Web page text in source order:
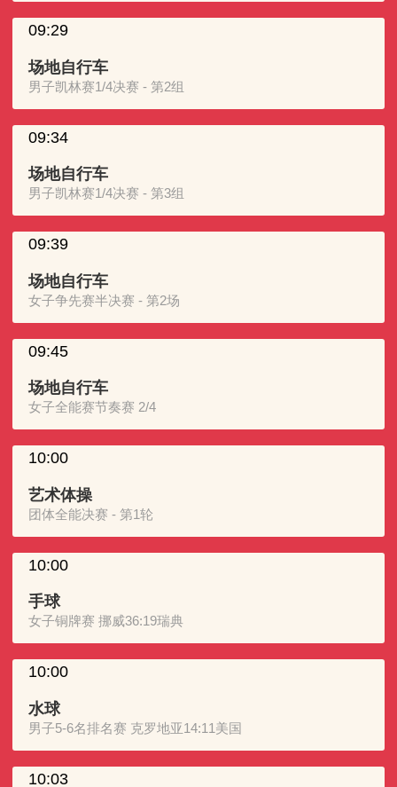
09:29
场地自行车
男子凯林赛1/4决赛 - 第2组
09:34
场地自行车
男子凯林赛1/4决赛 - 第3组
09:39
场地自行车
女子争先赛半决赛 - 第2场
09:45
场地自行车
女子全能赛节奏赛 2/4
10:00
艺术体操
团体全能决赛 - 第1轮
10:00
手球
女子铜牌赛 挪威36:19瑞典
10:00
水球
男子5-6名排名赛 克罗地亚14:11美国
10:03